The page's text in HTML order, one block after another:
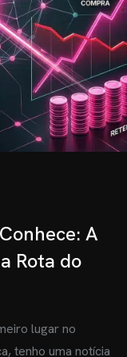
A
Rota do
lugar no
tenho uma notícia